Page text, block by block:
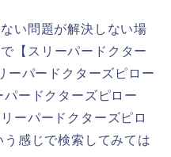
い問題が解決しない場
【スリーパードクター
ーパードクターズピロー
ードクターズピロー
ーパードクターズピロ
感じで検索してみては